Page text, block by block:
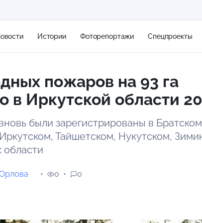
Истории Фоторепортажи Спецпроекты
9 м/с
пожаров на 93 га
в Иркутской области
были зарегистрированы в
Тайшетском, Нукутском,
области
0 0